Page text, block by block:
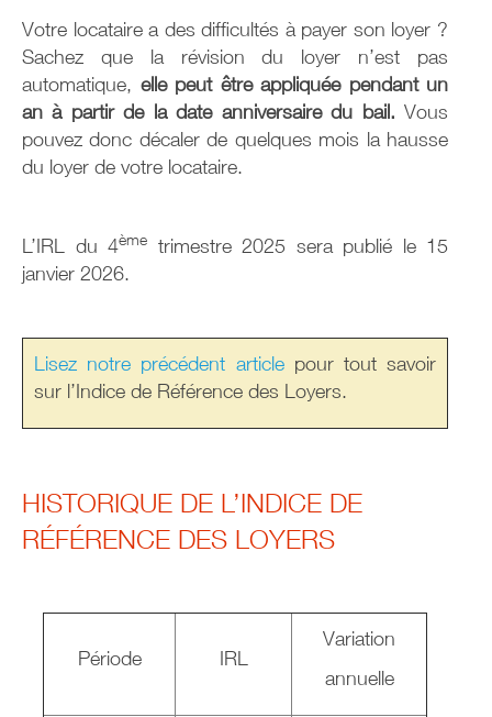
Votre locataire a des difficultés à payer son loyer ?
Sachez que la révision du loyer n’est pas
automatique, elle peut être appliquée pendant un
an à partir de la date anniversaire du bail. Vous
pouvez donc décaler de quelques mois la hausse
du loyer de votre locataire.
L’IRL du 4ème trimestre 2025 sera publié le 15
janvier 2026.
Lisez notre précédent articlepour tout savoir
sur l’Indice de Référence des Loyers.
HISTORIQUE DE L’INDICE DE
RÉFÉRENCE DES LOYERS
Période IRL
Variation
annuelle